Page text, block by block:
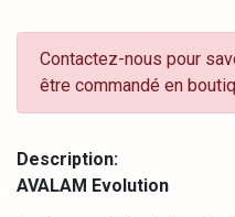
Contactez-nous pour
être commandé en
Description:
AVALAM Evolution